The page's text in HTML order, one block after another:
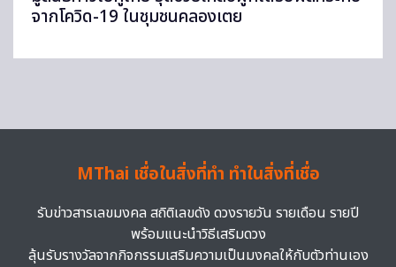
จากโควิด-19 ในชุมชนคลองเตย
MThai เชื่อในสิ่งที่ทำ ทำในสิ่งที่เชื่อ
รับข่าวสารเลขมงคล สถิติเลขดัง ดวงรายวัน รายเดือน รายปี
พร้อมแนะนำวิธีเสริมดวง
ลุ้นรับรางวัลจากกิจกรรมเสริมความเป็นมงคลให้กับตัวท่านเอง